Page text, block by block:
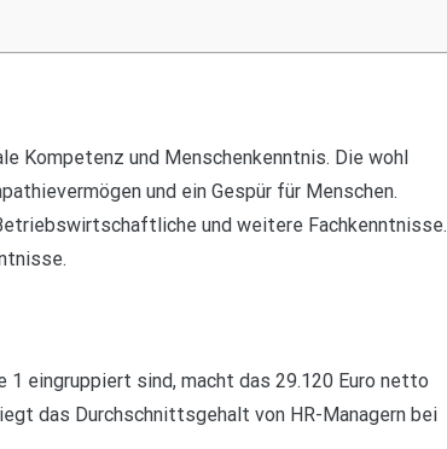
Kompetenz und Menschenkenntnis. Die wohl
und ein Gespür für Menschen.
und weitere Fachkenntnisse.
1 eingruppiert sind, macht das 29.120 Euro netto
das Durchschnittsgehalt von HR-Managern bei